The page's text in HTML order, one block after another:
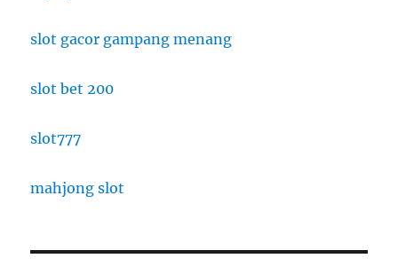
slot gacor gampang menang
slot bet 200
slot777
mahjong slot